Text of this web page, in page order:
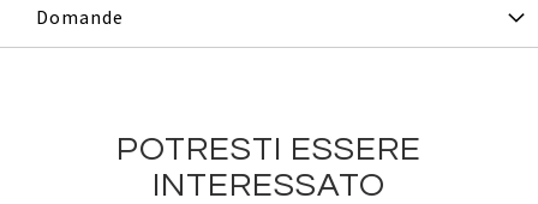
Domande
POTRESTI ESSERE
INTERESSATO